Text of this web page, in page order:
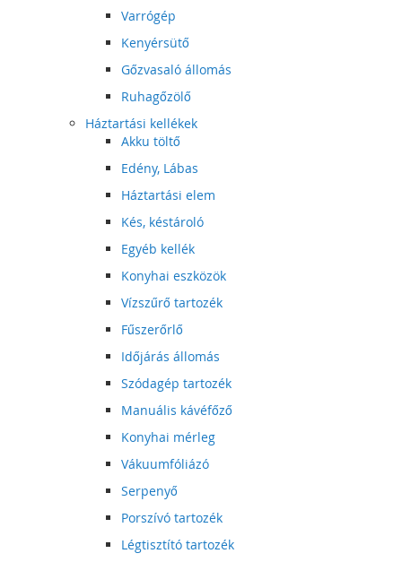
Varrógép
Kenyérsütő
Gőzvasaló állomás
Ruhagőzölő
Háztartási kellékek
Akku töltő
Edény, Lábas
Háztartási elem
Kés, késtároló
Egyéb kellék
Konyhai eszközök
Vízszűrő tartozék
Fűszerőrlő
Időjárás állomás
Szódagép tartozék
Manuális kávéfőző
Konyhai mérleg
Vákuumfóliázó
Serpenyő
Porszívó tartozék
Légtisztító tartozék